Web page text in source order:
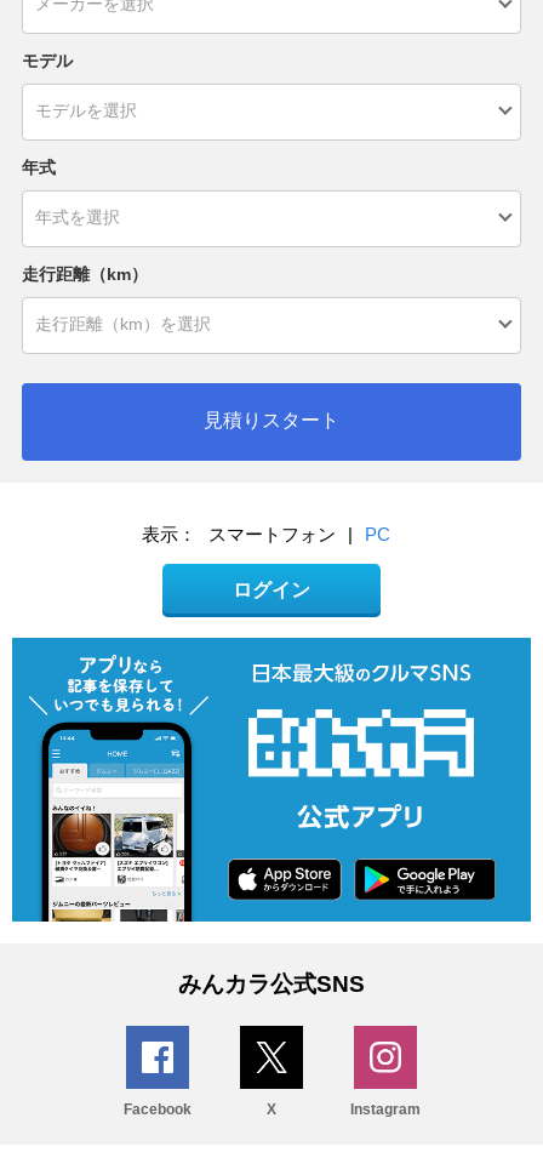
モデル
年式
走行距離（km）
見積りスタート
表示： スマートフォン | PC
ログイン
みんカラ公式SNS
Facebook X Instagram